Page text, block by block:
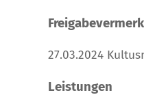
Freigabevermerk
27.03.2024
Leistungen